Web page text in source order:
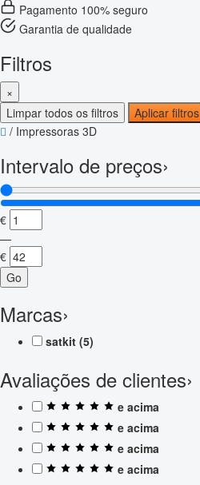
Pagamento 100% seguro
Garantia de qualidade
Filtros
×
Limpar todos os filtros
Aplicar filtros
/ Impressoras 3D
Intervalo de preços›
€
—
€
Go
Marcas›
satkit (5)
Avaliações de clientes›
e acima
e acima
e acima
e acima